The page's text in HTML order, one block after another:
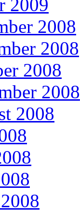
2009
2008
2008
2008
2008
2008